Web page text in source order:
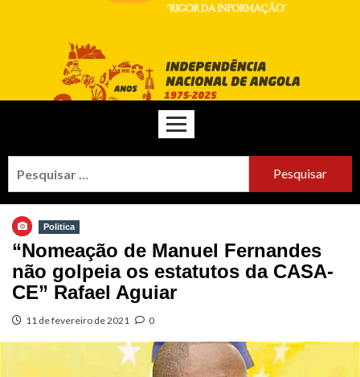
Politica
“Nomeação de Manuel Fernandes
não golpeia os estatutos da CASA-
CE” Rafael Aguiar
11 de fevereiro de 2021 0